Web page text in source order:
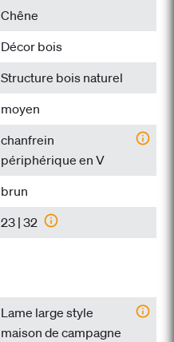
Chêne
Décor bois
Structure bois naturel
moyen
chanfrein
périphérique en V
brun
23 | 32
Lame large style
maison de campagne